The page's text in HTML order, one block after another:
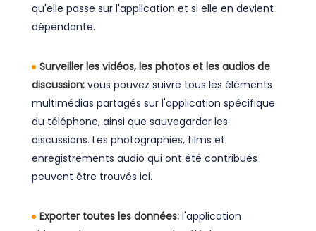
qu'elle passe sur l'application et si elle en devient
dépendante.
Surveiller les vidéos, les photos et les audios de
discussion: vous pouvez suivre tous les éléments
multimédias partagés sur l'application spécifique
du téléphone, ainsi que sauvegarder les
discussions. Les photographies, films et
enregistrements audio qui ont été contribués
peuvent être trouvés ici.
Exporter toutes les données: l'application